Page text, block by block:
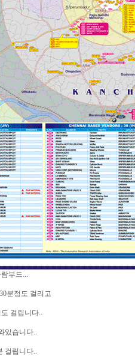
부드...
분정도 걸리고
걸립니다..
있습니다..
걸립니다..